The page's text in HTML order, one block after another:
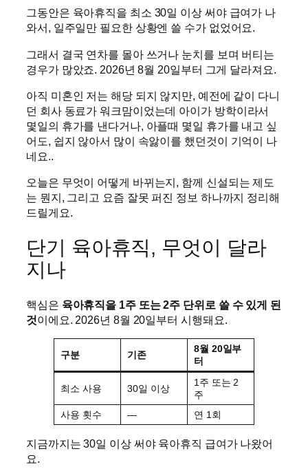
그동안은 육아휴직을 최소 30일 이상 써야 급여가 나
와서, 일주일만 필요한 상황엔 쓸 수가 없었어요.
그래서 결국 연차를 몰아 쓰거나 눈치를 보며 버티는
경우가 많았죠. 2026년 8월 20일부터 그게 달라져요.
아직 미혼인 저는 해당 되지 않지만, 예전에 같이 다니
던 회사 동료가 워크맘이었는데 아이가 방학이라서
몇일의 휴가를 낸다거나, 아플때 몇일 휴가를 내고 싶
어도, 쉽지 않아서 많이 속앓이를 했던것이 기억이 나
네요..
오늘은 무엇이 어떻게 바뀌는지, 함께 신설되는 제도
는 뭔지, 그리고 요즘 잘못 퍼진 정보 하나까지 정리해
드릴게요.
단기 육아휴직, 무엇이 달라
지나
핵심은 육아휴직을 1주 또는 2주 단위로 쓸 수 있게 된
것이에요. 2026년 8월 20일부터 시행돼요.
구분 기존
8월 20일부
터
최소 사용 30일 이상
1주 또는 2
주
사용 횟수
— 연 1회
지금까지는 30일 이상 써야 육아휴직 급여가 나왔어
요.